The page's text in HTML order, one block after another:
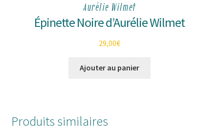
Aurélie Wilmet
Épinette Noire d’Aurélie Wilmet
29,00€
Ajouter au panier
Produits similaires